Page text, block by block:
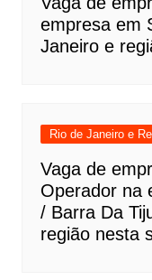
empresa em
Janeiro e
Rio de Janeiro e
Vaga de
Operador na
/ Barra Da
região nesta